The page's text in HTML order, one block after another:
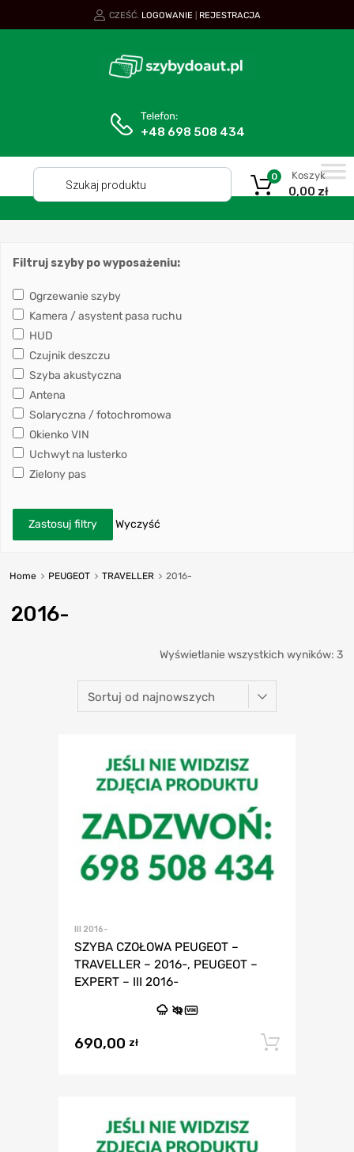
CZEŚĆ. LOGOWANIE REJESTRACJA
Telefon:
+48 698 508 434
Koszyk
0,00 zł
0
Filtruj szyby po wyposażeniu:
Ogrzewanie szyby
Kamera / asystent pasa ruchu
HUD
Czujnik deszczu
Szyba akustyczna
Antena
Solaryczna / fotochromowa
Okienko VIN
Uchwyt na lusterko
Zielony pas
Zastosuj filtry Wyczyść
Home PEUGEOT TRAVELLER 2016-
2016-
Wyświetlanie wszystkich wyników: 3
III 2016-
SZYBA CZOŁOWA PEUGEOT –
TRAVELLER – 2016-, PEUGEOT –
EXPERT – III 2016-
VIN
690,00 zł